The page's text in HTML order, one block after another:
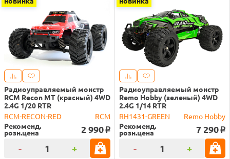
Радиоуправляемый монстр
RCM Recon MT (красный) 4WD
2.4G 1/20 RTR
RCM-RECON-RED
RCM
Рекоменд.
розн.цена 2 990 o
- +
Радиоуправляемый монстр
Remo Hobby (зеленый) 4WD
2.4G 1/14 RTR
RH1431-GREEN
Remo Hobby
Рекоменд.
розн.цена 7 290 o
- +